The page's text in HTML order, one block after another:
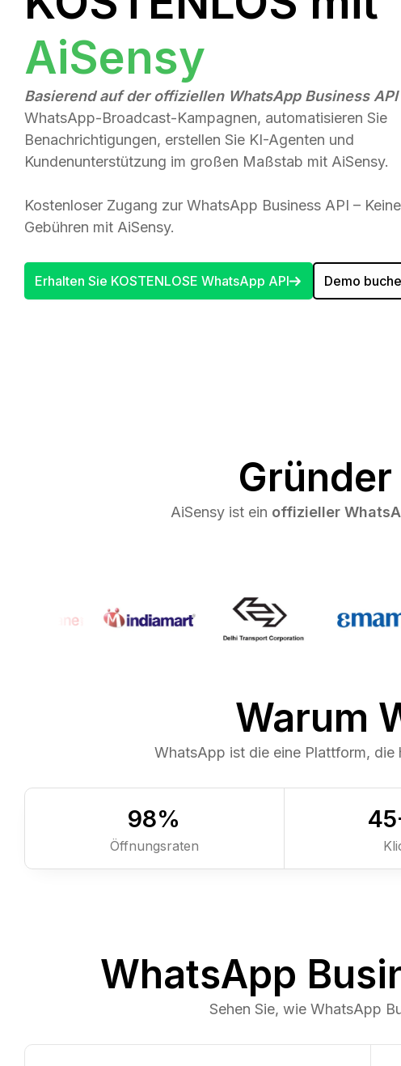
AiSensy
Basierend auf der offiziellen WhatsApp Business API
WhatsApp-Broadcast-Kampagnen, automatisieren Sie
Benachrichtigungen, erstellen Sie KI-Agenten und
Kundenunterstützung im großen Maßstab mit AiSensy.
Kostenloser Zugang zur WhatsApp Business API –
Gebühren mit AiSensy.
Erhalten Sie KOSTENLOSE WhatsApp API Demo
AiSensy ist ein offizieller
Warum
WhatsApp ist die eine Plattform, die
98%
Öffnungsraten
WhatsApp
Sehen Sie, wie WhatsApp